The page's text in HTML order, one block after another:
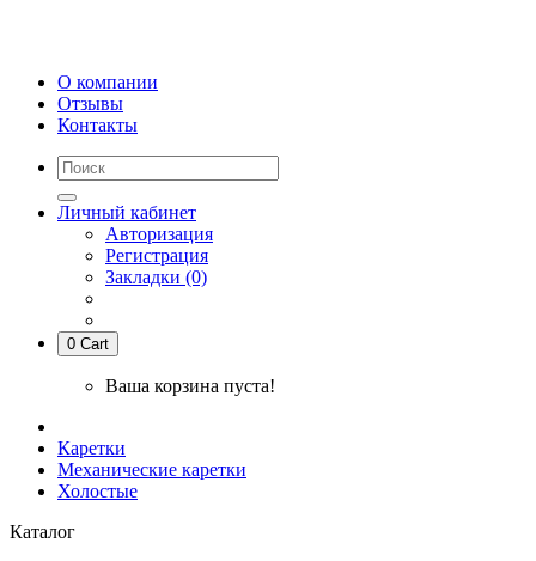
О компании
Отзывы
Контакты
Личный кабинет
Авторизация
Регистрация
Закладки (0)
0 Cart
Ваша корзина пуста!
Каретки
Механические каретки
Холостые
Каталог